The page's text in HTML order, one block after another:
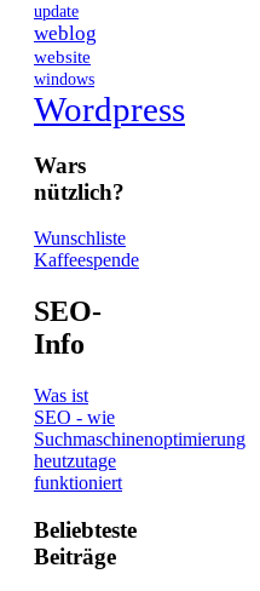
update
weblog
website
windows
Wordpress
Wars
nützlich?
Wunschliste
Kaffeespende
SEO-
Info
Was ist
SEO - wie
Suchmaschinenoptimierung
heutzutage
funktioniert
Beliebteste
Beiträge